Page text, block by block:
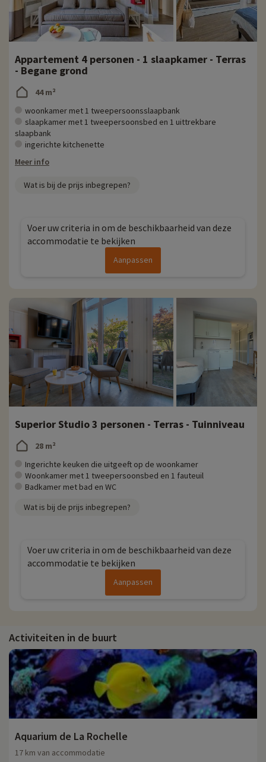
Appartement 4 personen - 1 slaapkamer - Terras
- Begane grond
44 m²
woonkamer met 1 tweepersoonsslaapbank
slaapkamer met 1 tweepersoonsbed en 1 uittrekbare
slaapbank
ingerichte kitchenette
Meer info
Wat is bij de prijs inbegrepen?
Voer uw criteria in om de beschikbaarheid van deze
accommodatie te bekijken
Aanpassen
Superior Studio 3 personen - Terras - Tuinniveau
28 m²
Ingerichte keuken die uitgeeft op de woonkamer
Woonkamer met 1 tweepersoonsbed en 1 fauteuil
Badkamer met bad en WC
Wat is bij de prijs inbegrepen?
Voer uw criteria in om de beschikbaarheid van deze
accommodatie te bekijken
Aanpassen
Activiteiten in de buurt
Aquarium de La Rochelle
17 km van accommodatie